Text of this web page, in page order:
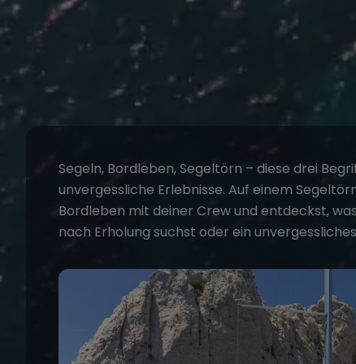
Segeln, Bordleben, Segeltörn – diese drei
unvergessliche Erlebnisse. Auf einem
Bordleben mit deiner Crew und entdeckst,
nach Erholung suchst oder ein